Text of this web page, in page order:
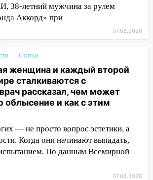
Гая в Ульяновске
автомобилей на
«Наше время» с
и концертом
ливнями: прогноз
области на
августа
транспортные
проведут акцию «Час
38-летний мужчина за рулем
Аккорд» при
07.08.2026
Статьи
женщина и каждый второй
сталкиваются с
рассказал, чем может
облысение и как с этим
— не просто вопрос эстетики, а
Когда они начинают выпадать,
испытанием. По данным Всемирной
07.08.2026